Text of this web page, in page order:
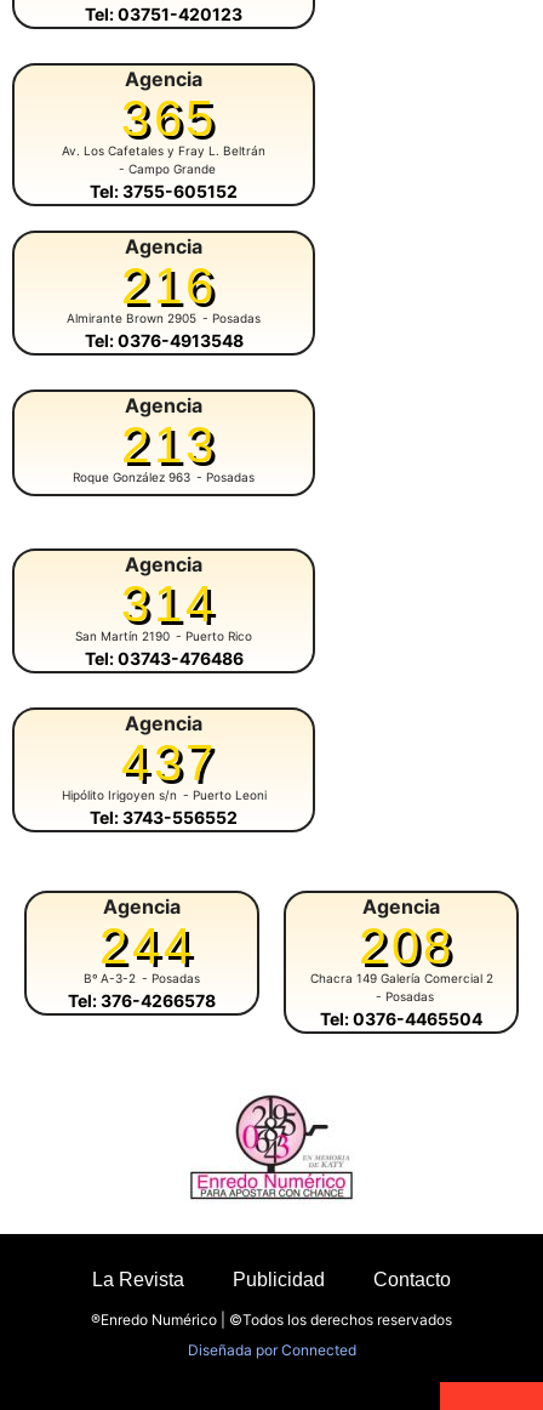
Tel: 03751-420123
Agencia
365
Av. Los Cafetales y Fray L. Beltrán
- Campo Grande
Tel: 3755-605152
Agencia
216
Almirante Brown 2905 - Posadas
Tel: 0376-4913548
Agencia
213
Roque González 963 - Posadas
Agencia
314
San Martín 2190 - Puerto Rico
Tel: 03743-476486
Agencia
437
Hipólito Irigoyen s/n - Puerto Leoni
Tel: 3743-556552
Agencia
244
Bº A-3-2 - Posadas
Tel: 376-4266578
Agencia
208
Chacra 149 Galería Comercial 2
- Posadas
Tel: 0376-4465504
La Revista Publicidad Contacto
®Enredo Numérico | ©Todos los derechos reservados
Diseñada porConnected